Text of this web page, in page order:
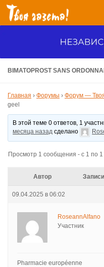
Перейти к содержимому
BIMATOPROST SANS
Главная › Форумы › Форум —
geel
В этой теме 0 ответов, 1
месяца назад сделано
Просмотр 1 сообщения - с 1 по 1
Автор Записи
09.04.2025 в 06:02
RoseannAlfano
Участник
Pharmacie européenne